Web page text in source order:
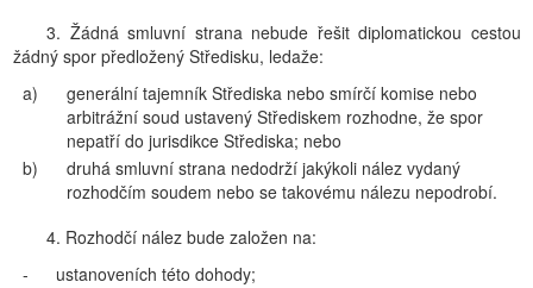
3. Žádná smluvní strana nebude řešit diplomatickou cestou
žádný spor předložený Středisku, ledaže:
a)
generální tajemník Střediska nebo smírčí komise nebo
arbitrážní soud ustavený Střediskem rozhodne, že spor
nepatří do jurisdikce Střediska; nebo
b)
druhá smluvní strana nedodrží jakýkoli nález vydaný
rozhodčím soudem nebo se takovému nálezu nepodrobí.
4. Rozhodčí nález bude založen na:
-
ustanoveních této dohody;